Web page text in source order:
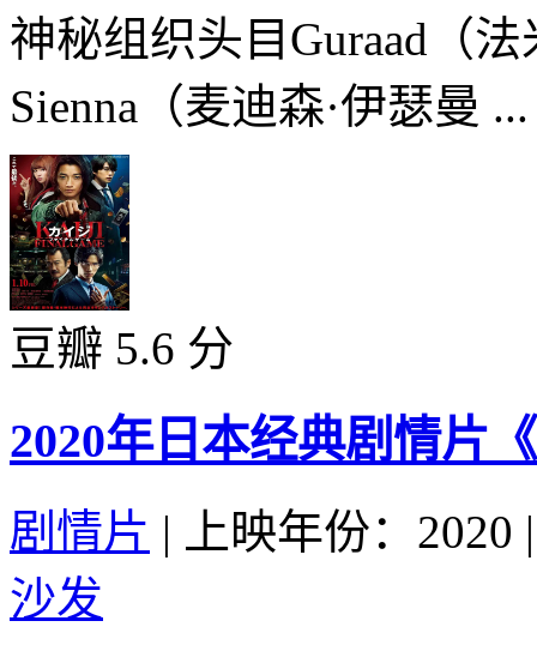
神秘组织头目Guraad（
Sienna（麦迪森·伊瑟曼
豆瓣 5.6 分
2020年日本经典剧情片
剧情片 | 上映年份：2020 |
沙发